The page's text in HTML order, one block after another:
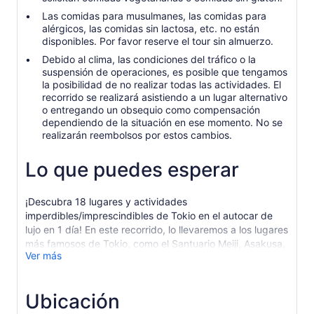
Las comidas para musulmanes, las comidas para
alérgicos, las comidas sin lactosa, etc. no están
disponibles. Por favor reserve el tour sin almuerzo.
Debido al clima, las condiciones del tráfico o la
suspensión de operaciones, es posible que tengamos
la posibilidad de no realizar todas las actividades. El
recorrido se realizará asistiendo a un lugar alternativo
o entregando un obsequio como compensación
dependiendo de la situación en ese momento. No se
realizarán reembolsos por estos cambios.
Lo que puedes esperar
¡Descubra 18 lugares y actividades
imperdibles/imprescindibles de Tokio en el autocar de
lujo en 1 día! En este recorrido, lo llevaremos a los lugares
más famosos de Tokio, como el Santuario Meiji, Asakusa,
el Palacio Imperial, y las actividades más populares,
Tokio. !
Ver más
Ubicación